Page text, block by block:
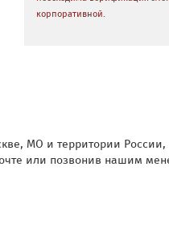
корпоративной.
МО и территории России,
или позвонив нашим